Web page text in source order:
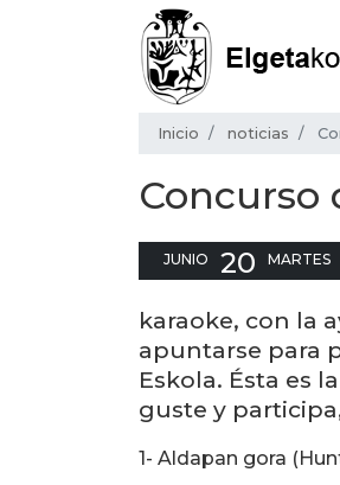
Inicio noticias
Concurso
JUNIO 20 MARTES
karaoke, con la
apuntarse para
Eskola. Ésta es
guste y
1- Aldapan gora